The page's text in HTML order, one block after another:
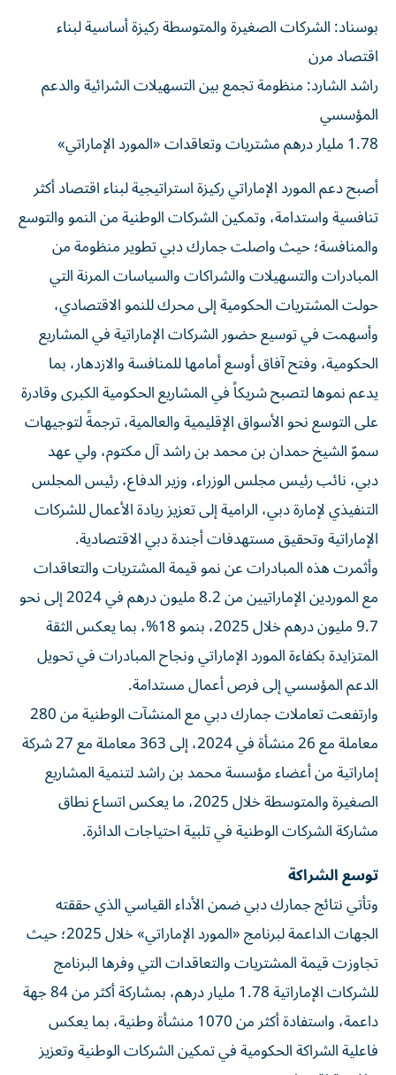
بوسناد: الشركات الصغيرة والمتوسطة ركيزة أساسية لبناء
اقتصاد مرن
راشد الشارد: منظومة تجمع بين التسهيلات الشرائية والدعم
المؤسسي
1.78 مليار درهم مشتريات وتعاقدات «المورد الإماراتي»
أصبح دعم المورد الإماراتي ركيزة استراتيجية لبناء اقتصاد أكثر
تنافسية واستدامة، وتمكين الشركات الوطنية من النمو والتوسع
والمنافسة؛ حيث واصلت جمارك دبي تطوير منظومة من
المبادرات والتسهيلات والشراكات والسياسات المرنة التي
حولت المشتريات الحكومية إلى محرك للنمو الاقتصادي،
وأسهمت في توسيع حضور الشركات الإماراتية في المشاريع
الحكومية، وفتح آفاق أوسع أمامها للمنافسة والازدهار، بما
يدعم نموها لتصبح شريكاً في المشاريع الحكومية الكبرى وقادرة
على التوسع نحو الأسواق الإقليمية والعالمية، ترجمةً لتوجيهات
سموّ الشيخ حمدان بن محمد بن راشد آل مكتوم، ولي عهد
دبي، نائب رئيس مجلس الوزراء، وزير الدفاع، رئيس المجلس
التنفيذي لإمارة دبي، الرامية إلى تعزيز ريادة الأعمال للشركات
الإماراتية وتحقيق مستهدفات أجندة دبي الاقتصادية.
وأثمرت هذه المبادرات عن نمو قيمة المشتريات والتعاقدات
مع الموردين الإماراتيين من 8.2 مليون درهم في 2024 إلى نحو
9.7 مليون درهم خلال 2025، بنمو 18%، بما يعكس الثقة
المتزايدة بكفاءة المورد الإماراتي ونجاح المبادرات في تحويل
الدعم المؤسسي إلى فرص أعمال مستدامة.
وارتفعت تعاملات جمارك دبي مع المنشآت الوطنية من 280
معاملة مع 26 منشأة في 2024، إلى 363 معاملة مع 27 شركة
إماراتية من أعضاء مؤسسة محمد بن راشد لتنمية المشاريع
الصغيرة والمتوسطة خلال 2025، ما يعكس اتساع نطاق
مشاركة الشركات الوطنية في تلبية احتياجات الدائرة.
توسع الشراكة
وتأتي نتائج جمارك دبي ضمن الأداء القياسي الذي حققته
الجهات الداعمة لبرنامج «المورد الإماراتي» خلال 2025؛ حيث
تجاوزت قيمة المشتريات والتعاقدات التي وفرها البرنامج
للشركات الإماراتية 1.78 مليار درهم، بمشاركة أكثر من 84 جهة
داعمة، واستفادة أكثر من 1070 منشأة وطنية، بما يعكس
فاعلية الشراكة الحكومية في تمكين الشركات الوطنية وتعزيز